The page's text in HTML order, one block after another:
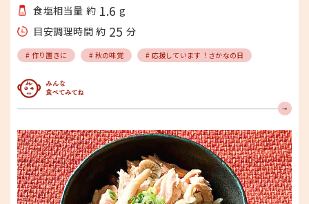
食塩相当量 約 1.6 g
目安調理時間 約 25 分
# 作り置きに # 秋の味覚 # 応援しています！さかなの日
みんな食べてみてね